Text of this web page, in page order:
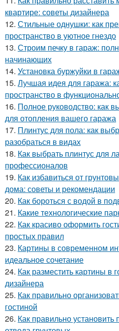
квартире: советы дизайнера
12. Стильные однушки: как
пространство в уютное гнездо
13. Строим печку в гараж:
начинающих
14. Установка буржуйки в
15. Лучшая идея для гаража:
пространство в
16. Полное руководство: как
для отопления вашего гаража
17. Плинтус для пола: как
разобраться в видах
18. Как выбрать плинтус для
профессионалов
19. Как избавиться от
дома: советы и рекомендации
20. Как бороться с водой в
21. Какие технологические
22. Как красиво оформить
простых правил
23. Картины в современном
идеальное сочетание
24. Как разместить картины в
дизайнера
25. Как правильно
гостиной
26. Как правильно